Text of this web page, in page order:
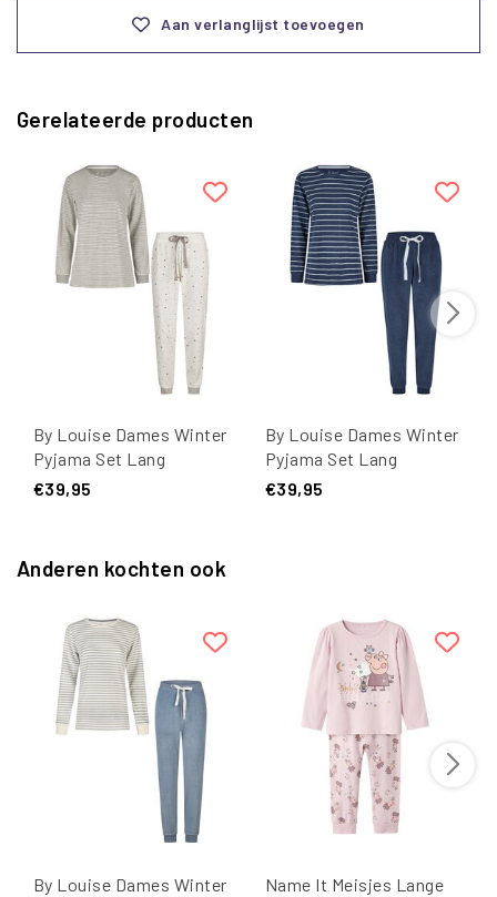
Aan verlanglijst toevoegen
Gerelateerde producten
By Louise Dames Winter
Pyjama Set Lang
Badstof Gestreept Wit
€39,95
By Louise Dames Winter
Pyjama Set Lang
Badstof Gestreept
€39,95
Anderen kochten ook
By Louise Dames Winter Name It Meisjes Lange